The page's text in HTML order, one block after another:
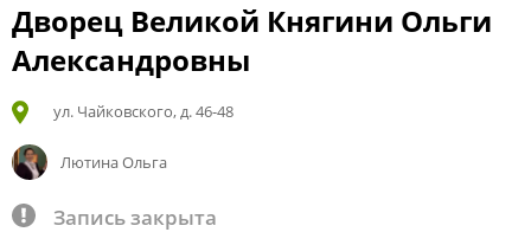
Дворец Великой Княгини Ольги
Александровны
ул. Чайковского, д. 46-48
Лютина Ольга
Запись закрыта